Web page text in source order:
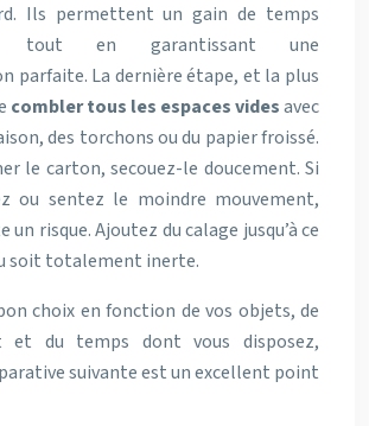
Ils permettent un gain de temps
tout en garantissant une
parfaite. La dernière étape, et la plus
combler tous les espaces videsavec
des torchons ou du papier froissé.
le carton, secouez-le doucement. Si
ou sentez le moindre mouvement,
un risque. Ajoutez du calage jusqu’à ce
soit totalement inerte.
choix en fonction de vos objets, de
et du temps dont vous disposez,
suivante est un excellent point